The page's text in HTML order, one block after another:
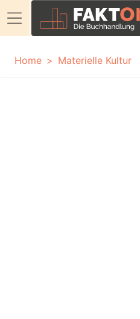
Home
Materielle Kultur